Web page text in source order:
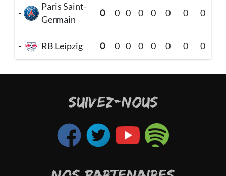
-
Paris Saint-
Germain
0 0 0 0 0 0 0 0
- RB Leipzig 0 0 0 0 0 0 0 0
SUIVEZ-NOUS